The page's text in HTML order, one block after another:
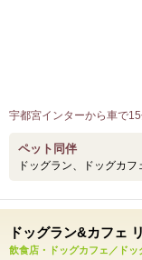
宇都宮インターから車で
ペット同伴
ドッグラン、ドッグカフ
ドッグラン&カフェ
飲食店・ドッグカフェ／ドッ